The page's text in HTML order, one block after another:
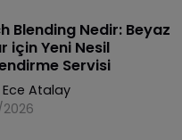
Blending Nedir: Beyaz
için Yeni Nesil
Servisi
Ece Atalay